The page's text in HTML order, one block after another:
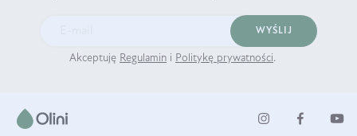
WYŚLIJ
Akceptuję Regulamin i Politykę prywatności.